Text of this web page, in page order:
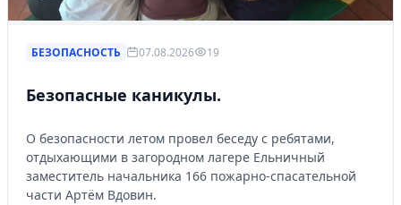
БЕЗОПАСНОСТЬ 07.08.2026 19
Безопасные каникулы.
О безопасности летом провел беседу с ребятами,
отдыхающими в загородном лагере Ельничный
заместитель начальника 166 пожарно-спасательной
части Артём Вдовин.